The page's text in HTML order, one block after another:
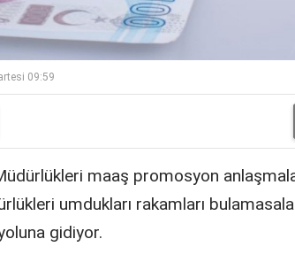
09:59
maaş promosyon
umdukları rakamları
gidiyor.